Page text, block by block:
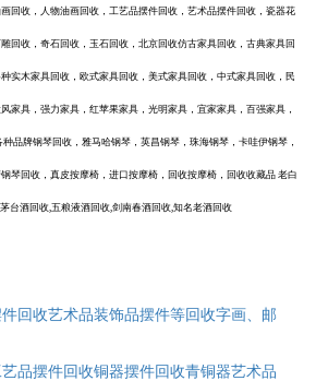
回收，人物油画回收，工艺品摆件回收，艺术品摆件回收，瓷器花
回收，奇石回收，玉石回收，北京回收仿古家具回收，古典家具回
实木家具回收，欧式家具回收，美式家具回收，中式家具回收，民
家具，强力家具，红苹果家具，光明家具，宜家家具，百强家具，
品牌钢琴回收，雅马哈钢琴，英昌钢琴，珠海钢琴，卡哇伊钢琴，
琴回收，真皮按摩椅，进口按摩椅，回收按摩椅， 回收收藏品 老白
台酒回收,五粮液酒回收,剑南春酒回收,知名老酒回收
回收艺术品装饰品摆件等回收字画、邮
品摆件回收铜器摆件回收青铜器艺术品